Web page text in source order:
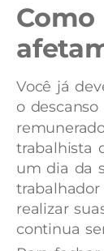
Você já
o descanso
trabalhista
um dia da
realizar
continua